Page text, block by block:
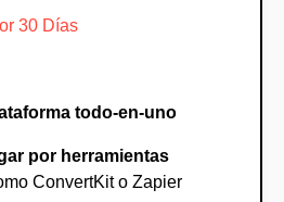
30 Días
todo-en-uno
por herramientas
ConvertKit o Zapier